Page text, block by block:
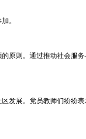
。
原则。通过推动社会服
发展。党员教师们纷纷